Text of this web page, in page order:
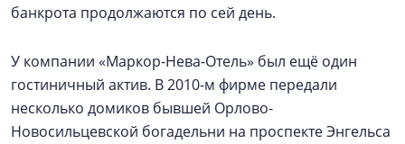
банкрота продолжаются по сей день.
У компании «Маркор-Нева-Отель» был ещё один
гостиничный актив. В 2010-м фирме передали
несколько домиков бывшей Орлово-
Новосильцевской богадельни на проспекте Энгельса